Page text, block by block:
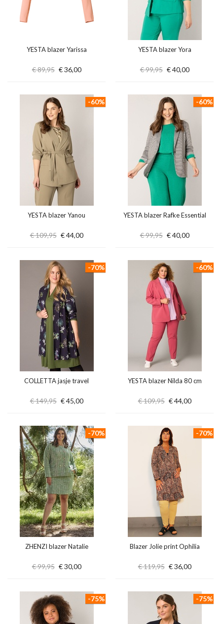
YESTA blazer Yarissa
€ 89,95 € 36,00
YESTA blazer Yora
€ 99,95 € 40,00
YESTA blazer Yanou
€ 109,95 € 44,00
-60%
YESTA blazer Rafke Essential
€ 99,95 € 40,00
-60%
COLLETTA jasje travel
€ 149,95 € 45,00
-70%
YESTA blazer Nilda 80 cm
€ 109,95 € 44,00
-60%
ZHENZI blazer Natalie
€ 99,95 € 30,00
-70%
Blazer Jolie print Ophilia
€ 119,95 € 36,00
-70%
-75% -75%